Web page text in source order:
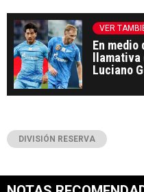
VER
En medio
Luciano
DIVISIÓN RESERVA